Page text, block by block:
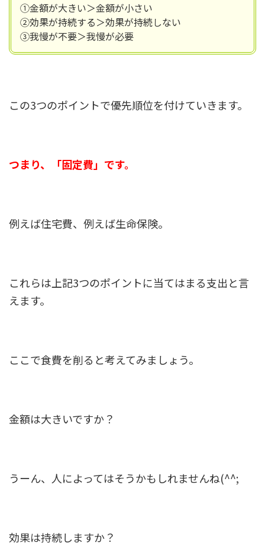
①金額が大きい＞金額が小さい
②効果が持続する＞効果が持続しない
③我慢が不要＞我慢が必要
この3つのポイントで優先順位を付けていきます。
つまり、「固定費」です。
例えば住宅費、例えば生命保険。
これらは上記3つのポイントに当てはまる支出と言
えます。
ここで食費を削ると考えてみましょう。
金額は大きいですか？
うーん、人によってはそうかもしれませんね(^^;
効果は持続しますか？